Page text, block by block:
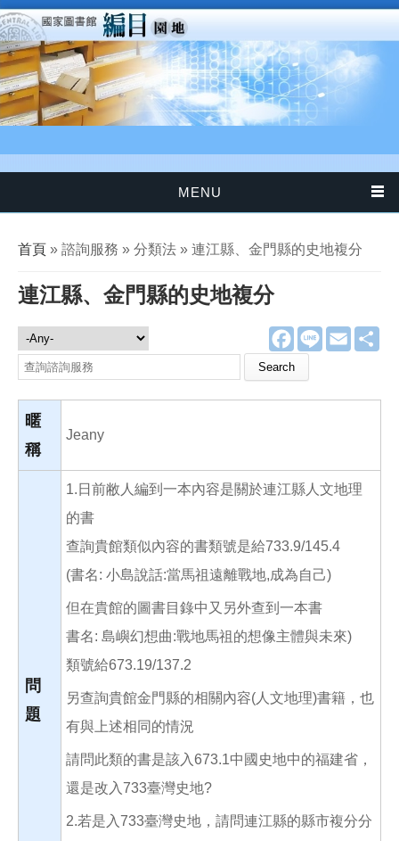
移至主內容
MENU
您在這裡
首頁 » 諮詢服務 » 分類法 » 連江縣、金門縣的史地複分
連江縣、金門縣的史地複分
F
a
e
o
L
E
m
諮詢服務
Search this site
暱
稱
Jeany
問
題
1.日前敝人編到一本內容是關於連江縣人文地理
的書
查詢貴館類似內容的書類號是給733.9/145.4
(書名: 小島說話:當馬祖遠離戰地,成為自己)
但在貴館的圖書目錄中又另外查到一本書
書名: 島嶼幻想曲:戰地馬祖的想像主體與未來)
類號給673.19/137.2
另查詢貴館金門縣的相關內容(人文地理)書籍，也
有與上述相同的情況
請問此類的書是該入673.1中國史地中的福建省，
還是改入733臺灣史地?
2.若是入733臺灣史地，請問連江縣的縣市複分分